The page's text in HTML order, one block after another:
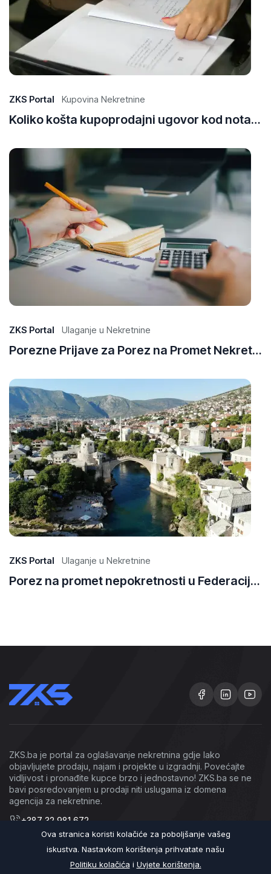
ZKS Portal Kupovina Nekretnine
Koliko košta kupoprodajni ugovor kod notara u Bosni i Hercegovini?
ZKS Portal Ulaganje u Nekretnine
Porezne Prijave za Porez na Promet Nekretnina: Kako Prijaviti Promet u Različitim Kantonima
ZKS Portal Ulaganje u Nekretnine
Porez na promet nepokretnosti u Federaciji BiH: Vodič kroz kantonalne propise
ZKS.ba je portal za oglašavanje nekretnina gdje lako
objavljujete prodaju, najam i projekte u izgradnji. Povećajte
vidljivost i pronađite kupce brzo i jednostavno! ZKS.ba se ne
bavi posredovanjem u prodaji niti uslugama iz domena
agencija za nekretnine.
+387 32 981 672
info@zks.ba
Ova stranica koristi kolačiće za poboljšanje vašeg
iskustva. Nastavkom korištenja prihvatate našu
Politiku kolačića i Uvjete korištenja.